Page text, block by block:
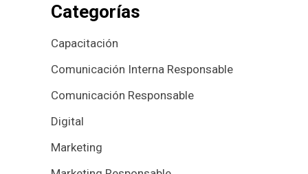
Categorías
Capacitación
Comunicación Interna Responsable
Comunicación Responsable
Digital
Marketing